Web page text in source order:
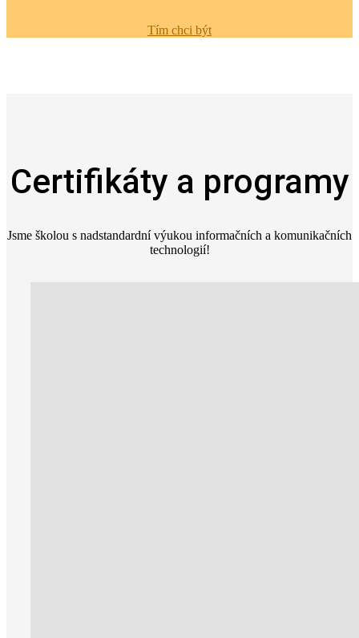
Tím chci být
Certifikáty a programy
Jsme školou s nadstandardní výukou informačních a komunikačních
technologií!